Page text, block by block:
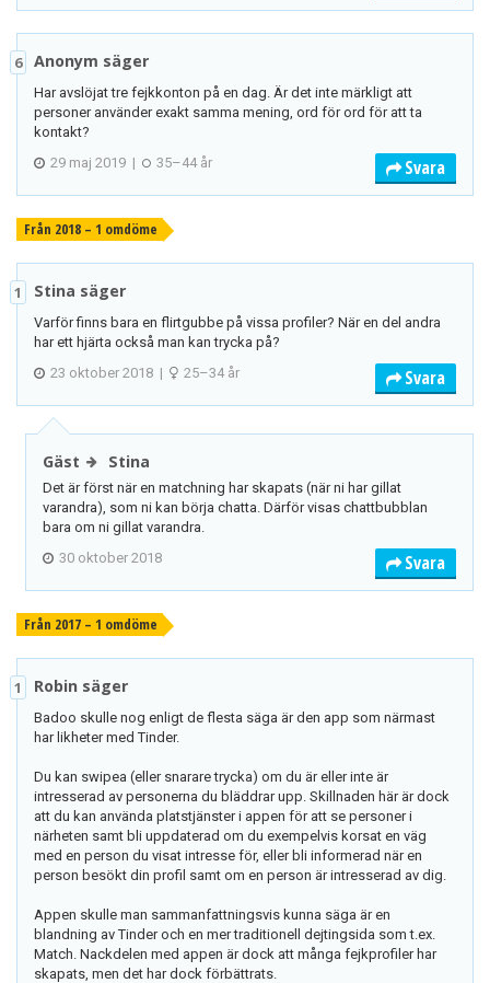
6 Anonym säger
Har avslöjat tre fejkkonton på en dag. Är det inte märkligt att
personer använder exakt samma mening, ord för ord för att ta
kontakt?
29 maj 2019 | 35–44 år Svara
Från 2018 – 1 omdöme
1 Stina säger
Varför finns bara en flirtgubbe på vissa profiler? När en del andra
har ett hjärta också man kan trycka på?
23 oktober 2018 | 25–34 år Svara
Gäst Stina
Det är först när en matchning har skapats (när ni har gillat
varandra), som ni kan börja chatta. Därför visas chattbubblan
bara om ni gillat varandra.
30 oktober 2018
Svara
Från 2017 – 1 omdöme
1 Robin säger
Badoo skulle nog enligt de flesta säga är den app som närmast
har likheter med Tinder.
Du kan swipea (eller snarare trycka) om du är eller inte är
intresserad av personerna du bläddrar upp. Skillnaden här är dock
att du kan använda platstjänster i appen för att se personer i
närheten samt bli uppdaterad om du exempelvis korsat en väg
med en person du visat intresse för, eller bli informerad när en
person besökt din profil samt om en person är intresserad av dig.
Appen skulle man sammanfattningsvis kunna säga är en
blandning av Tinder och en mer traditionell dejtingsida som t.ex.
Match. Nackdelen med appen är dock att många fejkprofiler har
skapats, men det har dock förbättrats.